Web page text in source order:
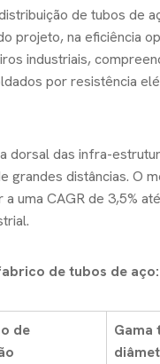
de tubos de
projeto, na eficiência
industriais,
por resistência
dorsal das infra-
grandes distâncias. O
uma CAGR de 3,5%
de tubos de aço:
de
Gama